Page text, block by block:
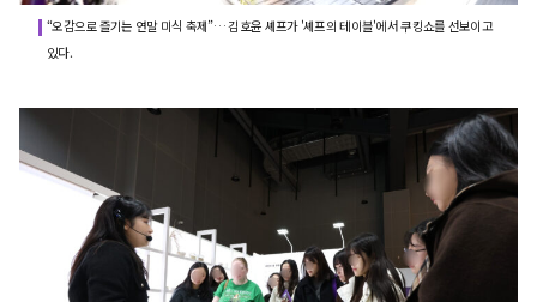
“오감으로 즐기는 연말 미식 축제”… 김호윤 셰프가 '셰프의 테이블'에서 쿠킹쇼를 선보이고
있다.